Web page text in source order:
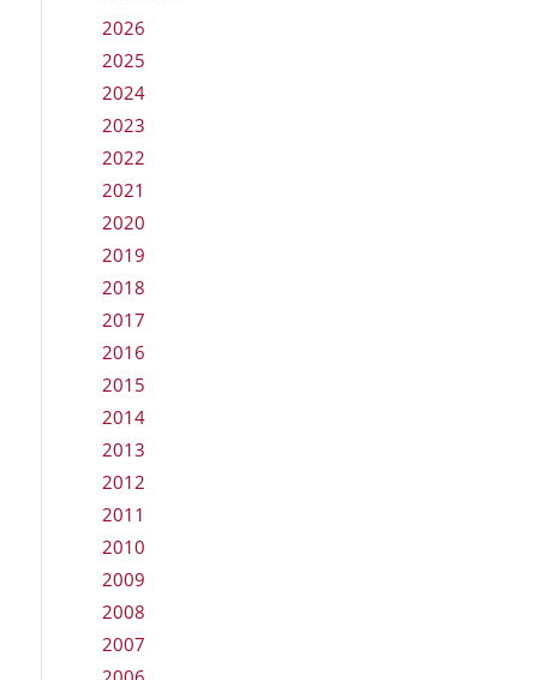
2026
2025
2024
2023
2022
2021
2020
2019
2018
2017
2016
2015
2014
2013
2012
2011
2010
2009
2008
2007